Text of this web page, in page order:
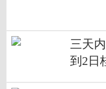
三天
到2日